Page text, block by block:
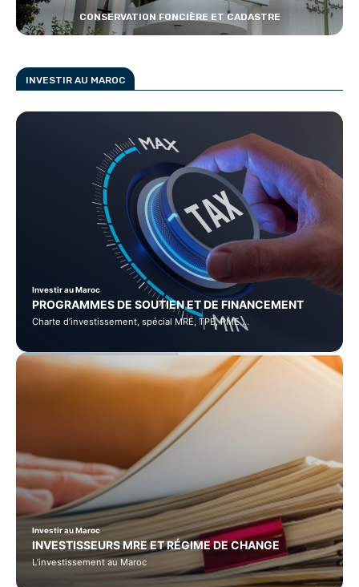
CONSERVATION FONCIÈRE ET CADASTRE
INVESTIR AU MAROC
Investir au Maroc
PROGRAMMES DE SOUTIEN ET DE FINANCEMENT
Charte d’investissement, spécial MRE, TPE, PME …
Investir au Maroc
INVESTISSEURS MRE ET RÉGIME DE CHANGE
L’investissement au Maroc